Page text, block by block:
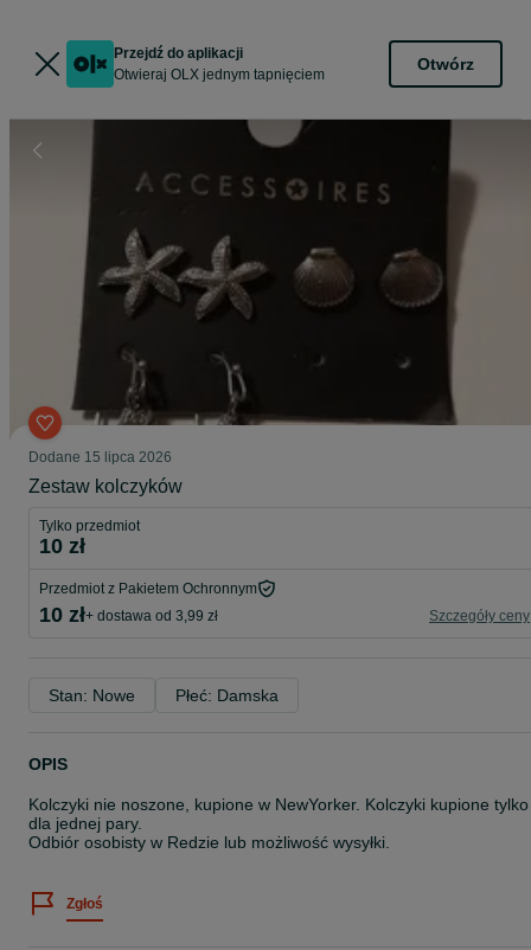
Przejdź do aplikacji
Otwieraj OLX jednym tapnięciem
Otwórz
Dodane 15 lipca 2026
Zestaw kolczyków
Tylko przedmiot
10 zł
Przedmiot z Pakietem Ochronnym
10 zł+ dostawa od 3,99 zł Szczegóły ceny
Stan: Nowe Płeć: Damska
OPIS
Kolczyki nie noszone, kupione w NewYorker. Kolczyki kupione tylko
dla jednej pary.
Odbiór osobisty w Redzie lub możliwość wysyłki.
Zgłoś